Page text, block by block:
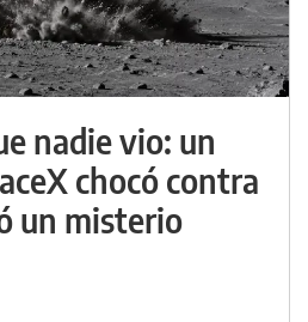
nadie vio: un
chocó contra
un misterio